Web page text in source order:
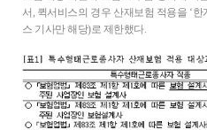
서, 퀵서비스의 경우 산재보험 적용을 ‘
스 기사만 해당)로 제한했다.